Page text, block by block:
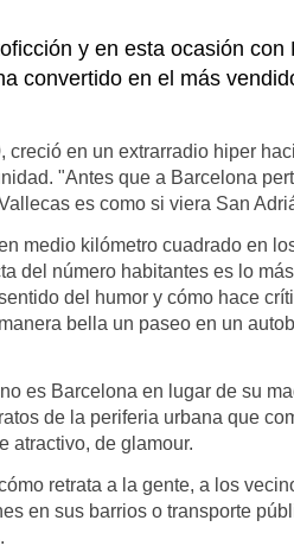
y en esta ocasión con
convertido en el más
creció en un extrarradio hiper
"Antes que a Barcelona
es como si viera San
medio kilómetro cuadrado en
del número habitantes es lo
del humor y cómo hace
bella un paseo en un
es Barcelona en lugar de su
de la periferia urbana que
atractivo, de glamour.
retrata a la gente, a los
en sus barrios o transporte